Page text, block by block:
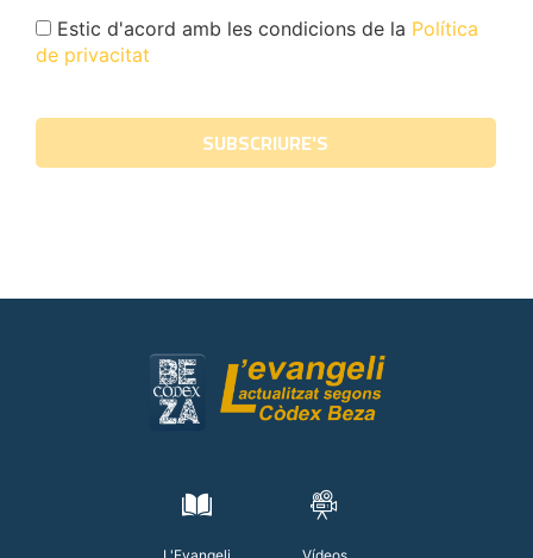
Estic d'acord amb les condicions de la Política
de privacitat